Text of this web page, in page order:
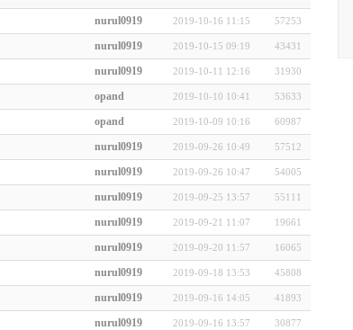
nurul0919 2019-10-16 11:15 57253
nurul0919 2019-10-15 09:19 43431
nurul0919 2019-10-11 12:16 31930
opand 2019-10-10 10:41 53633
opand 2019-10-09 10:16 60987
nurul0919 2019-09-26 10:49 57512
nurul0919 2019-09-26 10:47 54005
nurul0919 2019-09-25 13:57 55111
nurul0919 2019-09-21 11:07 19661
nurul0919 2019-09-20 11:57 16065
nurul0919 2019-09-18 13:53 45808
nurul0919 2019-09-16 14:05 41893
nurul0919 2019-09-16 13:57 30877